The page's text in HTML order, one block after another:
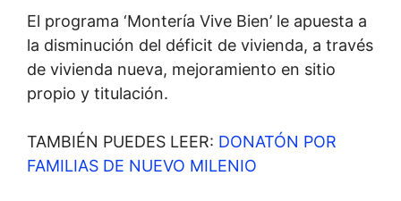
El programa ‘Montería Vive Bien’ le apuesta a
la disminución del déficit de vivienda, a través
de vivienda nueva, mejoramiento en sitio
propio y titulación.
TAMBIÉN PUEDES LEER: DONATÓN POR
FAMILIAS DE NUEVO MILENIO